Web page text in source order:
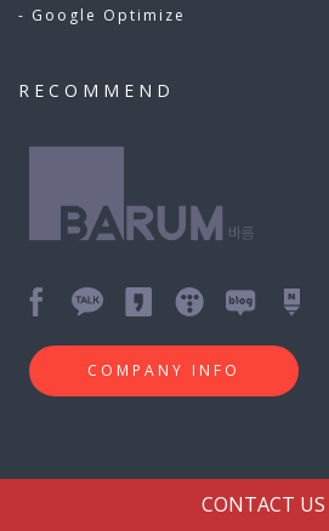
- Google Optimize
RECOMMEND
COMPANY INFO
© Copyright thebarum. All
CONTACT US